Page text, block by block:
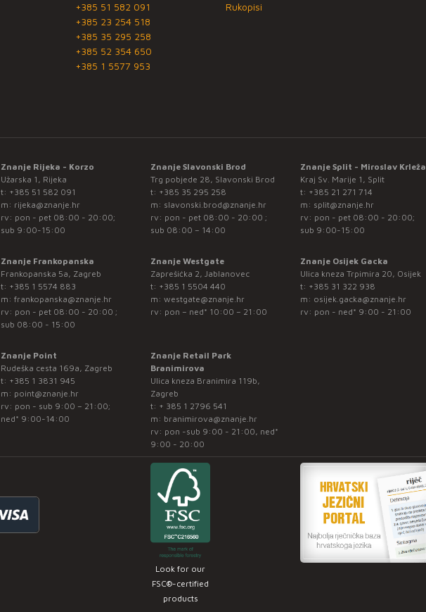
+385 51 582 091
+385 23 254 518
+385 35 295 258
+385 52 354 650
+385 1 5577 953
Rukopisi
Znanje Rijeka - Korzo
Užarska 1, Rijeka
t: +385 51 582 091
m: rijeka@znanje.hr
rv: pon - pet 08:00 - 20:00;
sub 9:00-15:00
Znanje Slavonski Brod
Trg pobjede 28, Slavonski Brod
t: +385 35 295 258
m: slavonski.brod@znanje.hr
rv: pon - pet 08:00 - 20:00 ;
sub 08:00 – 14:00
Znanje Split - Miroslav Krleža
Kraj Sv. Marije 1, Split
t: +385 21 271 714
m: split@znanje.hr
rv: pon - pet 08:00 - 20:00;
sub 9:00-15:00
Znanje Frankopanska
Frankopanska 5a, Zagreb
t: +385 1 5574 883
m: frankopanska@znanje.hr
rv: pon - pet 08:00 - 20:00 ;
sub 08:00 - 15:00
Znanje Westgate
Zaprešićka 2, Jablanovec
t: +385 1 5504 440
m: westgate@znanje.hr
rv: pon – ned* 10:00 – 21:00
Znanje Osijek Gacka
Ulica kneza Trpimira 20, Osijek
t: +385 31 322 938
m: osijek.gacka@znanje.hr
rv: pon - ned* 9:00 - 21:00
Znanje Point
Rudeška cesta 169a, Zagreb
t: +385 1 3831 945
m: point@znanje.hr
rv: pon - sub 9:00 – 21:00;
ned* 9:00-14:00
Znanje Retail Park
Branimirova
Ulica kneza Branimira 119b,
Zagreb
t: + 385 1 2796 541
m: branimirova@znanje.hr
rv: pon -sub 9:00 - 21:00, ned*
9:00 - 20:00
Look for our
FSC®-certified
products